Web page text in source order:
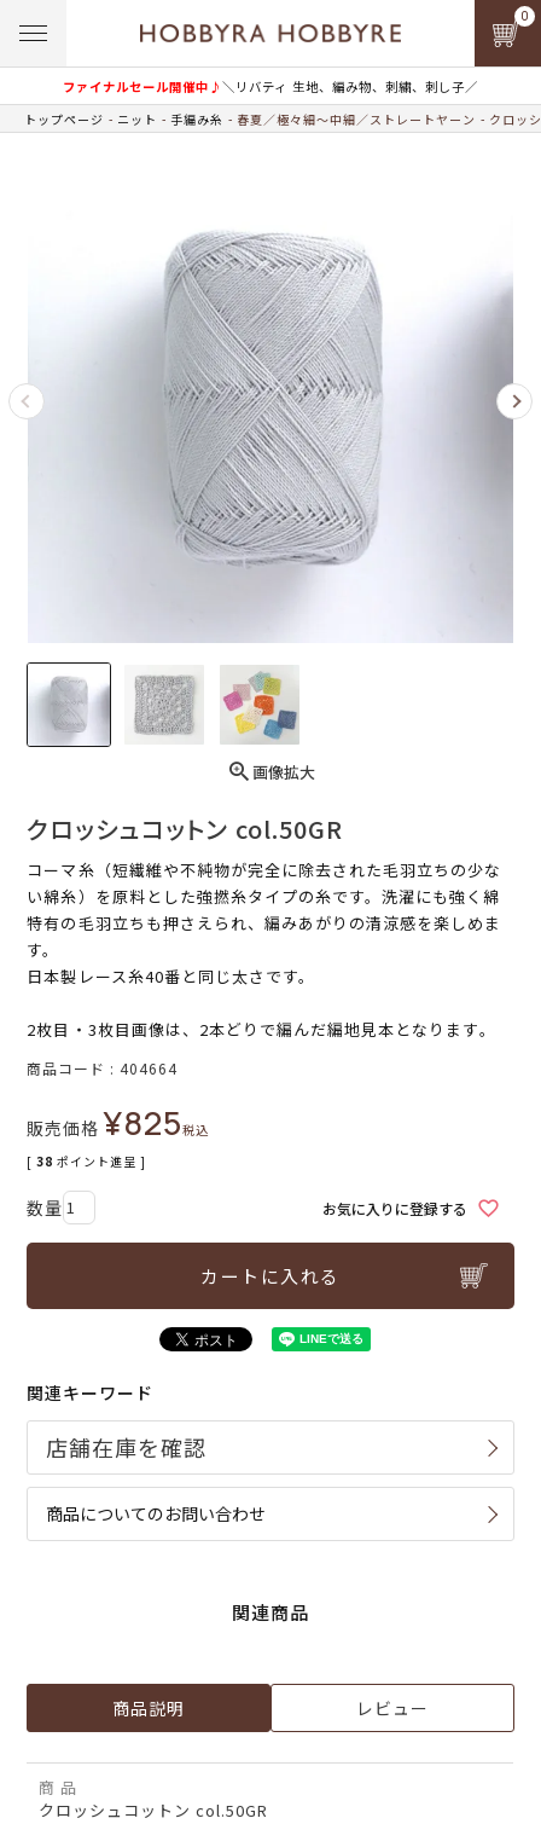
ファイナルセール開催中♪＼リバティ 生地、編み物、刺繍、刺し子／
0
トップページ ニット 手編み糸 春夏／極々細～中細／ストレートヤーン クロッ
画像拡大
クロッシュコットン col.50GR
コーマ糸（短繊維や不純物が完全に除去された毛羽立ちの少な
い綿糸）を原料とした強撚糸タイプの糸です。洗濯にも強く綿
特有の毛羽立ちも押さえられ、編みあがりの清涼感を楽しめま
す。
日本製レース糸40番と同じ太さです。
2枚目・3枚目画像は、2本どりで編んだ編地見本となります。
商品コード 404664
販売価格 ¥825税込
[ 38 ポイント進呈 ]
お気に入りに登録する
カートに入れる
関連キーワード
商品についてのお問い合わせ
関連商品
商品説明 レビュー
商 品
クロッシュコットン col.50GR